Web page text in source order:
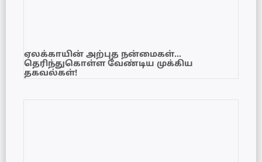
ஏலக்காயின் அற்புத நன்மைகள்…
தெரிந்துகொள்ள வேண்டிய முக்கிய
தகவல்கள்!